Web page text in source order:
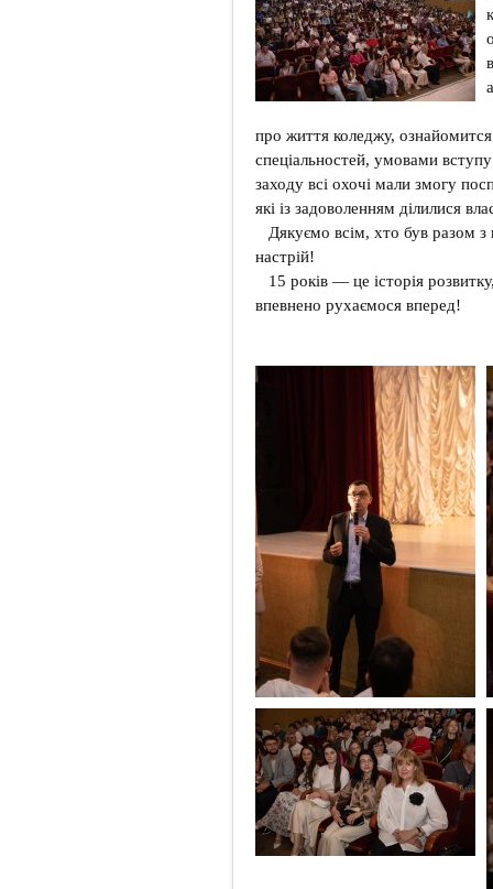
про життя коледжу,
спеціальностей, умовами
заходу всі охочі мали змогу
які із задоволенням ділилися
Дякуємо всім, хто був разом з
настрій!
15 років — це історія
впевнено рухаємося вперед!